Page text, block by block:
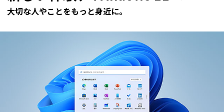
大切な人やことをもっと身近に。